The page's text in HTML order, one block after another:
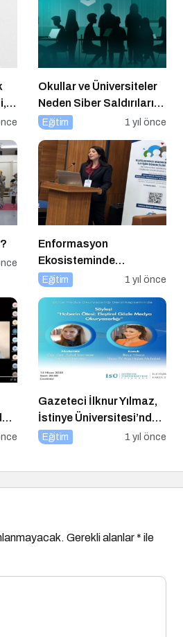
Okullar ve Üniversiteler
Neden Siber Saldırıların
Hedefinde?
Eğitim 1 yıl önce
Enformasyon
Ekosisteminde
Dezenformasyon ve
Eğitim 1 yıl önce
Gazeteci İlknur Yılmaz,
İstinye Üniversitesi’nde
Dijital Medya
Eğitim 1 yıl önce
Gerekli alanlar* ile